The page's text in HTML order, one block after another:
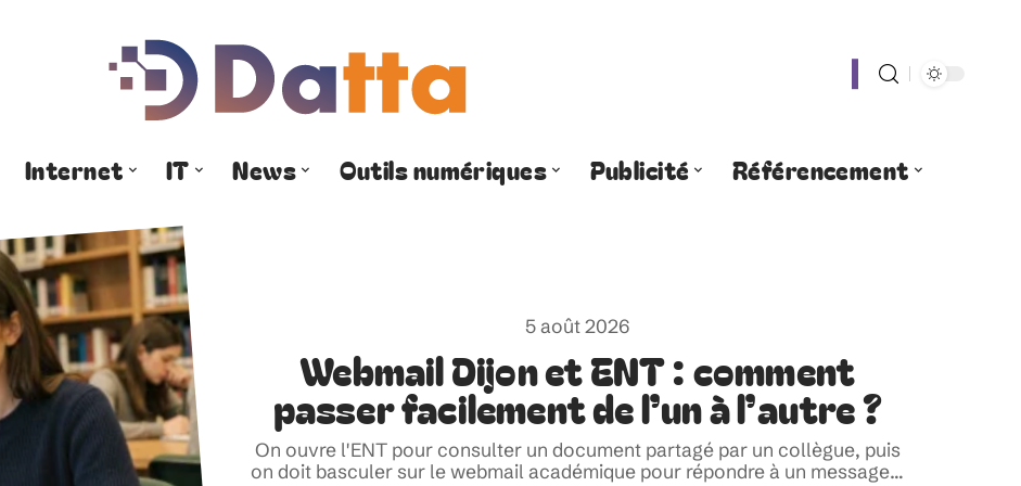
Internet IT News Outils numériques Publicité Référencement
5 août 2026
Webmail Dijon et ENT : comment
passer facilement de l’un à l’autre ?
On ouvre l'ENT pour consulter un document partagé par un collègue, puis
on doit basculer sur le webmail académique pour répondre à un message…